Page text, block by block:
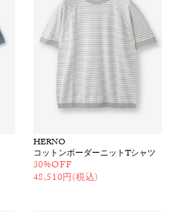
HERNO
コットンボーダーニットTシャツ
30%OFF
48,510円(税込)